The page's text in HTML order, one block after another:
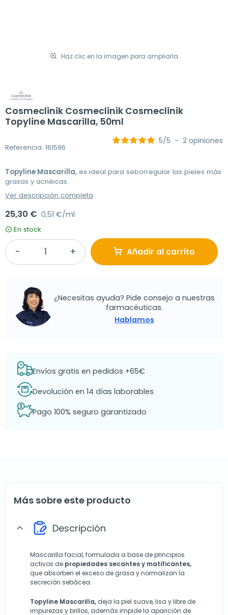
Haz clic en la imagen para ampliarla
Cosmeclinik Cosmeclinik Cosmeclinik
Topyline Mascarilla, 50ml
Referencia: 161596
5/5 - 2 opiniones
Topyline Mascarilla, es ideal para seborregular las pieles más
grasas y acnéicas.
Ver descripción completa
25,30 € 0,51 €/ml
En stock
Añadir al carrito
¿Necesitas ayuda? Pide consejo a nuestras
farmacéuticas.
Hablamos
Envíos gratis en pedidos +65€
Devolución en 14 días laborables
Pago 100% seguro garantizado
Más sobre este producto
expand_more Descripción
Mascarilla facial, formulada a base de principios
activos de propiedades secantes y matificantes,
que absorben el exceso de grasa y normalizan la
secreción sebácea.
Topyline Mascarilla, deja la piel suave, lisa y libre de
impurezas y brillos, además impide la aparición de